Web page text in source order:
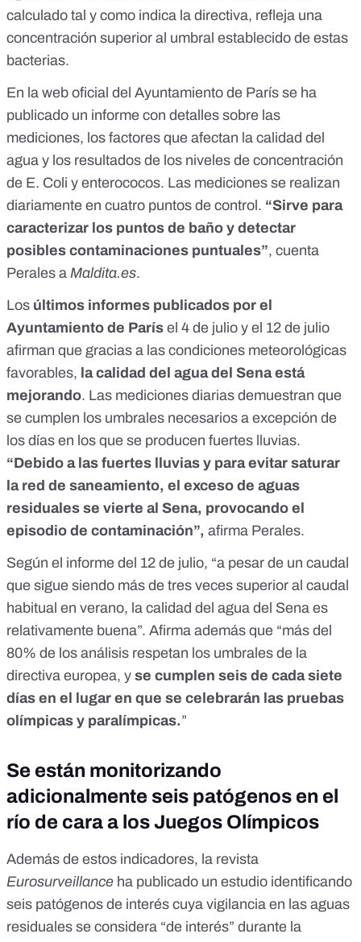
calculado tal y como indica la directiva, refleja una
concentración superior al umbral establecido de estas
bacterias.
En la web oficial del Ayuntamiento de París se ha
publicado un informe con detalles sobre las
mediciones, los factores que afectan la calidad del
agua y los resultados de los niveles de concentración
de E. Coli y enterococos. Las mediciones se realizan
diariamente en cuatro puntos de control. “Sirve para
caracterizar los puntos de baño y detectar
posibles contaminaciones puntuales”, cuenta
Perales a Maldita.es.
Los últimos informes publicados por el
Ayuntamiento de París el 4 de julio y el 12 de julio
afirman que gracias a las condiciones meteorológicas
favorables, la calidad del agua del Sena está
mejorando. Las mediciones diarias demuestran que
se cumplen los umbrales necesarios a excepción de
los días en los que se producen fuertes lluvias.
“Debido a las fuertes lluvias y para evitar saturar
la red de saneamiento, el exceso de aguas
residuales se vierte al Sena, provocando el
episodio de contaminación”, afirma Perales.
Según el informe del 12 de julio, “a pesar de un caudal
que sigue siendo más de tres veces superior al caudal
habitual en verano, la calidad del agua del Sena es
relativamente buena”. Afirma además que “más del
80% de los análisis respetan los umbrales de la
directiva europea, y se cumplen seis de cada siete
días en el lugar en que se celebrarán las pruebas
olímpicas y paralímpicas.”
Se están monitorizando
adicionalmente seis patógenos en el
río de cara a los Juegos Olímpicos
Además de estos indicadores, la revista
Eurosurveillance ha publicado un estudio identificando
seis patógenos de interés cuya vigilancia en las aguas
residuales se considera “de interés” durante la